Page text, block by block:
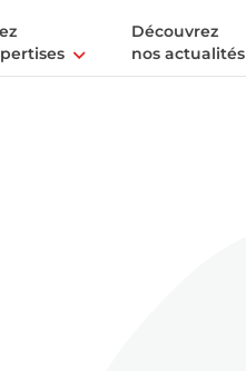
Découvrez
nos actualités